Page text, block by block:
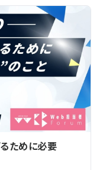
ために必要